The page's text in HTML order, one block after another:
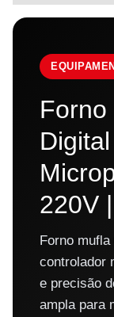
220V
Forno
controlador
e precisão
ampla para